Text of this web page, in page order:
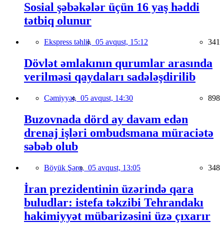
Sosial şəbəkələr üçün 16 yaş həddi
tətbiq olunur
Ekspress təhlil, 05 avqust, 15:12 341
Dövlət əmlakının qurumlar arasında
verilməsi qaydaları sadələşdirilib
Cəmiyyət, 05 avqust, 14:30 898
Buzovnada dörd ay davam edən
drenaj işləri ombudsmana müraciətə
səbəb olub
Böyük Şərq, 05 avqust, 13:05 348
İran prezidentinin üzərində qara
buludlar: istefa təkzibi Tehrandakı
hakimiyyət mübarizəsini üzə çıxarır